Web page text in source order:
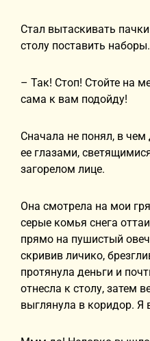
Стал вытаскивать
столу поставить наборы.
– Так! Стоп! Стойте на
сама к вам подойду!
Сначала не понял, в
ее глазами,
загорелом лице.
Она смотрела на мои
серые комья снега
прямо на пушистый
скривив личико,
протянула деньги и
отнесла к столу, затем
выглянула в коридор. Я